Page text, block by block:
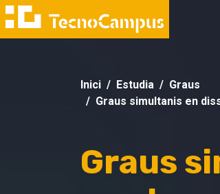
Inici Estudia
Graus
Graus simultanis en
Graus